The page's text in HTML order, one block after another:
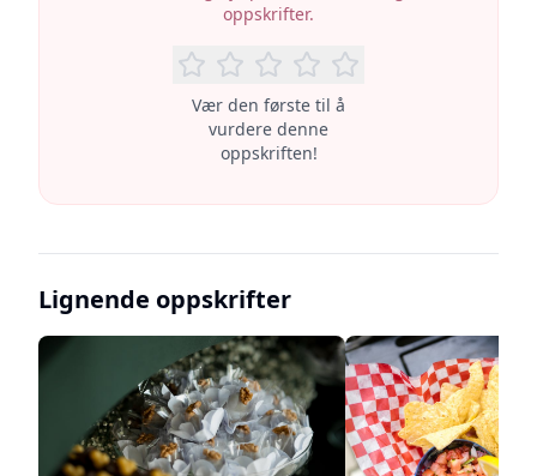
oppskrifter.
Vær den første til å
vurdere denne
oppskriften!
Lignende oppskrifter